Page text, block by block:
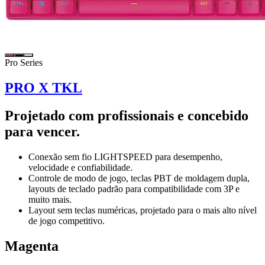
Pro Series
PRO X TKL
Projetado com profissionais e concebido
para vencer.
Conexão sem fio LIGHTSPEED para desempenho,
velocidade e confiabilidade.
Controle de modo de jogo, teclas PBT de moldagem dupla,
layouts de teclado padrão para compatibilidade com 3P e
muito mais.
Layout sem teclas numéricas, projetado para o mais alto nível
de jogo competitivo.
Magenta